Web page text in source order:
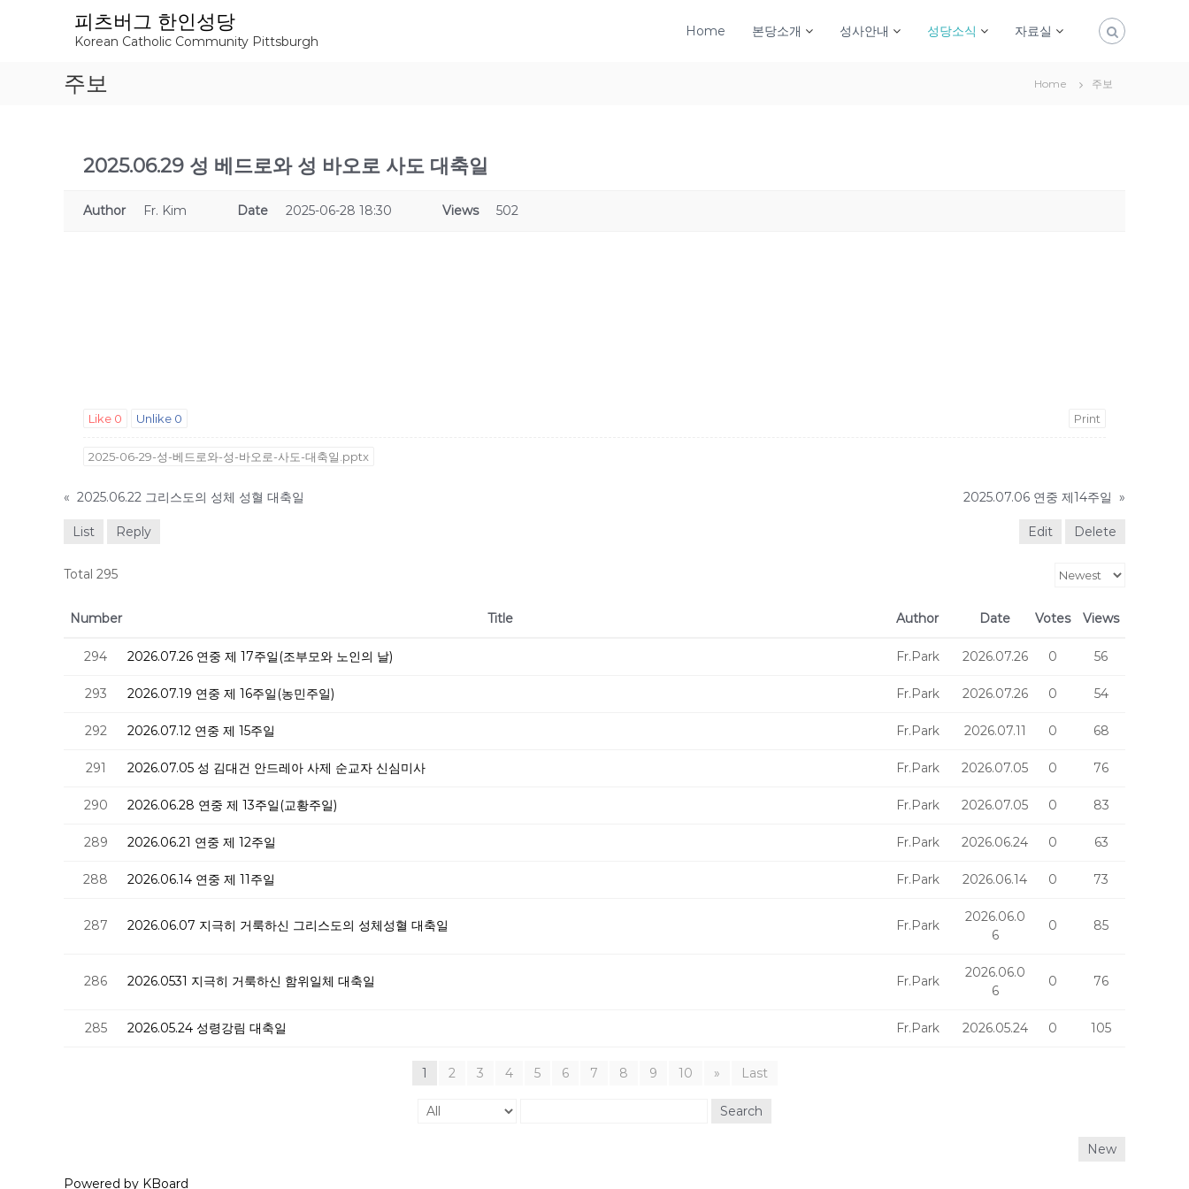
피츠버그 한인성당
Korean Catholic Community Pittsburgh
Home 본당소개 성사안내 성당소식 자료실
주보 Home 주보
2025.06.29 성 베드로와 성 바오로 사도 대축일
Author Fr. Kim Date 2025-06-28 18:30 Views 502
Like 0 Unlike 0 Print
2025-06-29-성-베드로와-성-바오로-사도-대축일.pptx
« 2025.06.22 그리스도의 성체 성혈 대축일 2025.07.06 연중 제14주일 »
List Reply Edit Delete
Total 295
Number Title Author Date Votes Views
294 2026.07.26 연중 제 17주일(조부모와 노인의 날) Fr.Park 2026.07.26 0 56
293 2026.07.19 연중 제 16주일(농민주일) Fr.Park 2026.07.26 0 54
292 2026.07.12 연중 제 15주일 Fr.Park 2026.07.11 0 68
291 2026.07.05 성 김대건 안드레아 사제 순교자 신심미사 Fr.Park 2026.07.05 0 76
290 2026.06.28 연중 제 13주일(교황주일) Fr.Park 2026.07.05 0 83
289 2026.06.21 연중 제 12주일 Fr.Park 2026.06.24 0 63
288 2026.06.14 연중 제 11주일 Fr.Park 2026.06.14 0 73
287 2026.06.07 지극히 거룩하신 그리스도의 성체성혈 대축일 Fr.Park
2026.06.0
6
0 85
286 2026.0531 지극히 거룩하신 함위일체 대축일 Fr.Park
2026.06.0
6
0 76
285 2026.05.24 성령강림 대축일 Fr.Park 2026.05.24 0 105
1 2 3 4 5 6 7 8 9 10 » Last
Search
New
Powered by KBoard